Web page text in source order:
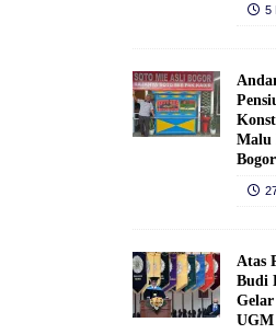
5
Malu
Bogor
Atas
Budi
UGM